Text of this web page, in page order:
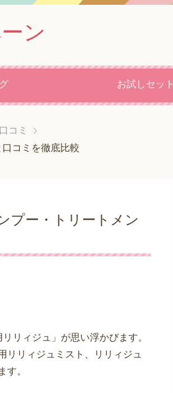
ン
お試しセット
口コミ
コミを徹底比較
プー・トリートメン
リィジュ」が思い浮かびます。
リリィジュミスト、リリィジュ
す。